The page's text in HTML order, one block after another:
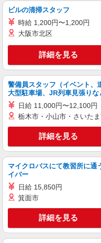
ビルの清掃スタッフ
時給 1,200円〜1,200円
大阪市北区
詳細を見る
警備員スタッフ（イベント、
大型駐車場、JR列車見張りな
日給 11,000円〜12,100円
栃木市・小山市・さいた
詳細を見る
マイクロバスにて教習所に通
イバー
日給 15,850円
箕面市
詳細を見る